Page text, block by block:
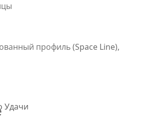
профиль (Space Line),